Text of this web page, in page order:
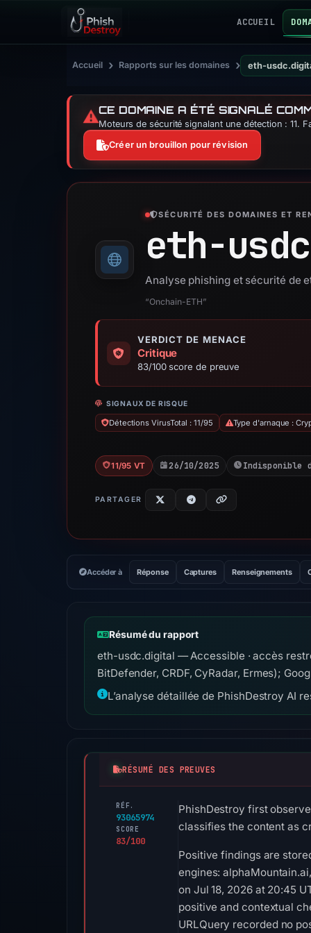
ACCUEIL
Accueil › Rapports sur les domaines › eth-
⚠️CE DOMAINE A ÉTÉ SIGNALÉ
Moteurs de sécurité signalant une détection : 11.
Créer un brouillon pour révision
SÉCURITÉ DES DOMAINES ET
eth-
Analyse phishing et sécurité de
“Onchain-ETH”
VERDICT DE MENACE
Critique
83/100 score de preuve
SIGNAUX DE RISQUE
Détections VirusTotal : 11/95 Type d'arnaque :
11/95 VT 26/10/2025 Indisponible
PARTAGER
Accéder à Réponse Captures Renseignements
Résumé du rapport
eth-usdc.digital — Accessible · accès
BitDefender, CRDF, CyRadar, Ermes);
L’analyse détaillée de PhishDestroy AI
RÉSUMÉ DES PREUVES
RÉF.
93065974
SCORE
83/100
PhishDestroy first
classifies the content as
Positive findings are
engines:
on Jul 18, 2026 at 20:45
positive and contextual
URLQuery recorded no